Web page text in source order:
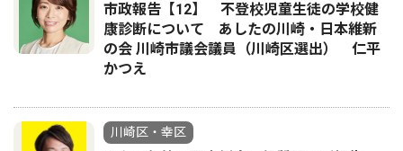
市政報告【12】 不登校児童生徒の学校健
康診断について あしたの川崎・日本維新
の会 川崎市議会議員（川崎区選出） 仁平
かつえ
川崎区・幸区